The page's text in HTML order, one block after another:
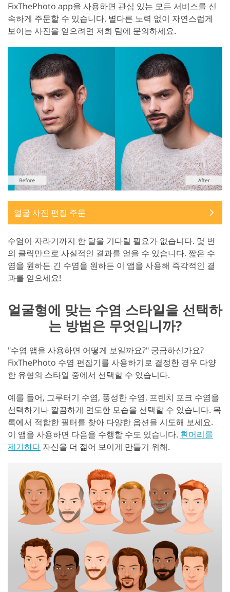
FixThePhoto app을 사용하면 관심 있는 모든 서비스를 신
속하게 주문할 수 있습니다. 별다른 노력 없이 자연스럽게
보이는 사진을 얻으려면 저희 팀에 문의하세요.
얼굴 사진 편집 주문
수염이 자라기까지 한 달을 기다릴 필요가 없습니다. 몇 번
의 클릭만으로 사실적인 결과를 얻을 수 있습니다. 짧은 수
염을 원하든 긴 수염을 원하든 이 앱을 사용해 즉각적인 결
과를 얻으세요!
얼굴형에 맞는 수염 스타일을 선택하
는 방법은 무엇입니까?
"수염 앱을 사용하면 어떻게 보일까요?" 궁금하신가요?
FixThePhoto 수염 편집기를 사용하기로 결정한 경우 다양
한 유형의 스타일 중에서 선택할 수 있습니다.
예를 들어, 그루터기 수염, 풍성한 수염, 프렌치 포크 수염을
선택하거나 깔끔하게 면도한 모습을 선택할 수 있습니다. 목
록에서 적합한 필터를 찾아 다양한 옵션을 시도해 보세요.
이 앱을 사용하면 다음을 수행할 수도 있습니다. 흰머리를
제거하다 자신을 더 젊어 보이게 만들기 위해.